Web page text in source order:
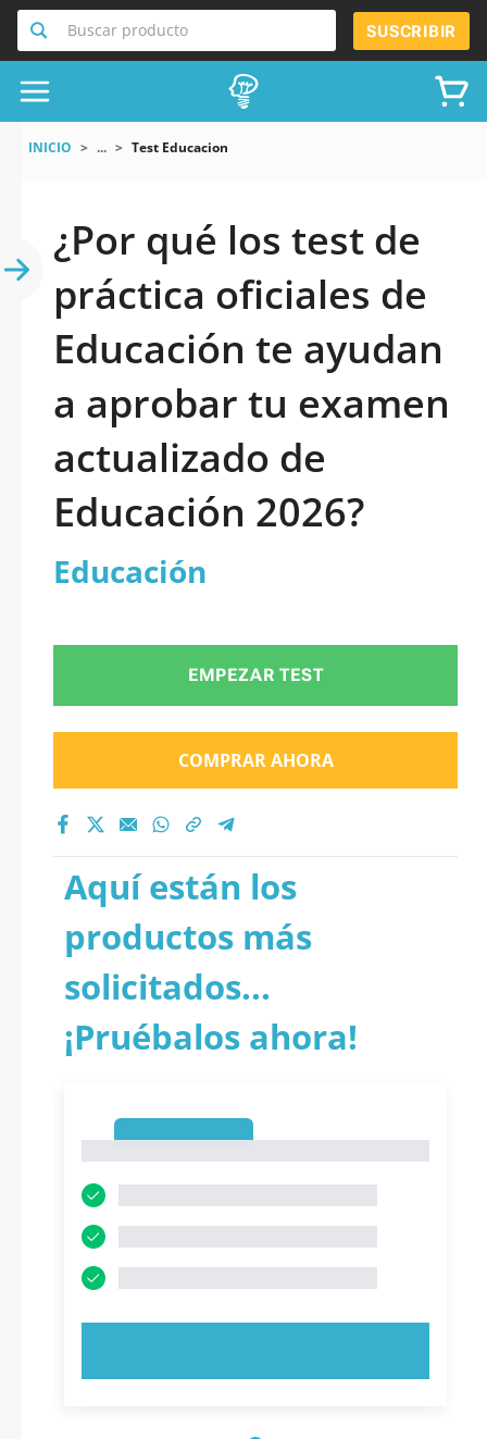
Buscar producto SUSCRIBIR
INICIO ... Test Educacion
¿Por qué los test de
práctica oficiales de
Educación te ayudan
a aprobar tu examen
actualizado de
Educación 2026?
Educación
EMPEZAR TEST
COMPRAR AHORA
Aquí están los
productos más
solicitados...
¡Pruébalos ahora!